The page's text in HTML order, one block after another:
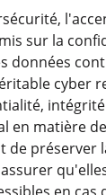
sur la
données
cyber
en matière
de préserver